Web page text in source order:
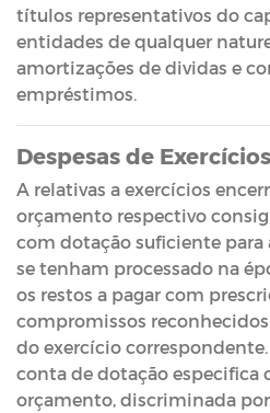
títulos representativos do
entidades de qualquer
amortizações de dividas e
empréstimos.
Despesas de
A relativas a exercícios
orçamento respectivo
com dotação suficiente para
se tenham processado na
os restos a pagar com
compromissos
do exercício correspondente.
conta de dotação especifica
orçamento, discriminada